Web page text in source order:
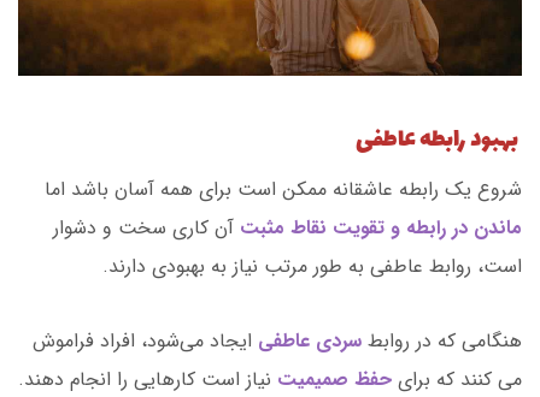
بهبود رابطه عاطفی
شروع یک رابطه عاشقانه ممکن است برای همه آسان باشد اما
ماندن در رابطه و تقویت نقاط مثبت آن کاری سخت و دشوار
است، روابط عاطفی به طور مرتب نیاز به بهبودی دارند.
هنگامی که در روابط سردی عاطفی ایجاد می‌شود، افراد فراموش
می کنند که برای حفظ صمیمیت نیاز است کارهایی را انجام دهند.